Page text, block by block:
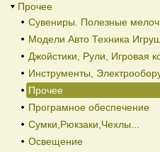
Прочее
Сувениры. Полезные
Модели Авто Техника
Джойстики, Рули, Игровая
Инструменты,
Прочее
Програмное обеспечение
Сумки,Рюкзаки,Чехлы...
Освещение